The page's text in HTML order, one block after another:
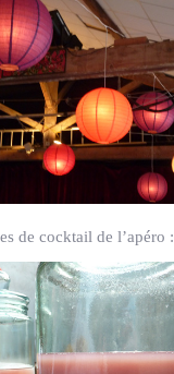
de cocktail de l’apéro :